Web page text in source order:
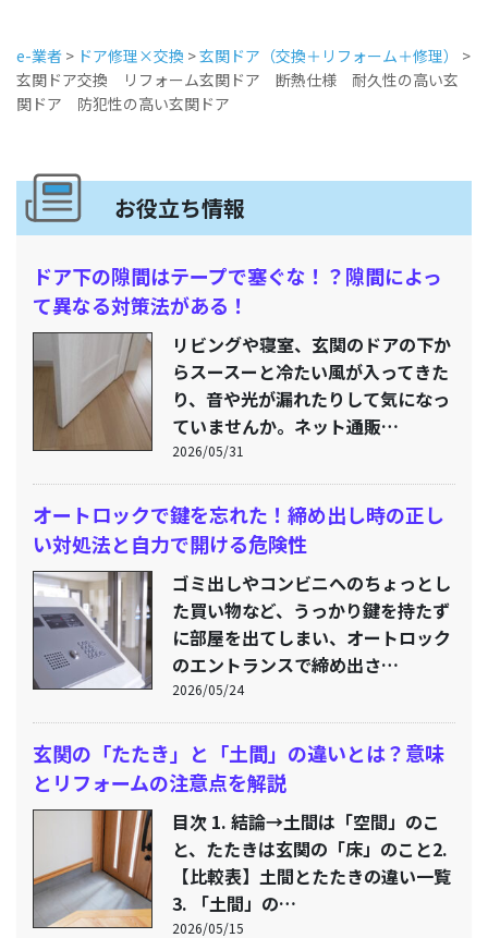
e-業者 > ドア修理×交換 >玄関ドア（交換＋リフォーム＋修理）
>
玄関ドア交換 リフォーム玄関ドア 断熱仕様 耐久性の高い玄
関ドア 防犯性の高い玄関ドア
お役立ち情報
ドア下の隙間はテープで塞ぐな！？隙間によっ
て異なる対策法がある！
リビングや寝室、玄関のドアの下か
らスースーと冷たい風が入ってきた
り、音や光が漏れたりして気になっ
ていませんか。ネット通販…
2026/05/31
オートロックで鍵を忘れた！締め出し時の正し
い対処法と自力で開ける危険性
ゴミ出しやコンビニへのちょっとし
た買い物など、うっかり鍵を持たず
に部屋を出てしまい、オートロック
のエントランスで締め出さ…
2026/05/24
玄関の「たたき」と「土間」の違いとは？意味
とリフォームの注意点を解説
目次 1. 結論→土間は「空間」のこ
と、たたきは玄関の「床」のこと2.
【比較表】土間とたたきの違い一覧
3. 「土間」の…
2026/05/15